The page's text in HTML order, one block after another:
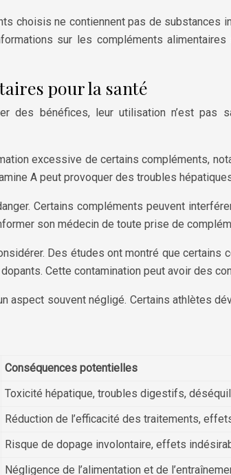
choisis ne contiennent pas de
sur les compléments
pour la santé
des bénéfices, leur utilisation n’est
excessive de certains compléments,
A peut provoquer des troubles
Certains compléments peuvent
son médecin de toute prise de
Des études ont montré que
Cette contamination peut avoir des
aspect souvent négligé. Certains athlètes
Conséquences potentielles
Toxicité hépatique, troubles digestifs,
Réduction de l’efficacité des traitements,
Risque de dopage involontaire, effets
Négligence de l’alimentation et de